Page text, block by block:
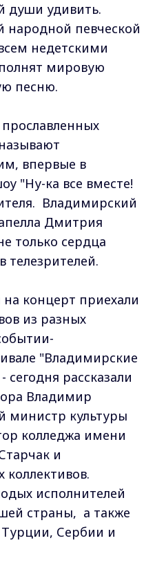
души удивить.
певческой
недетскими
мировую
песню.
впервые в
"Ну-ка все вместе!
Владимирский
Дмитрия
только сердца
телезрителей.
на концерт приехали
из разных
"Владимирские
рассказали
Владимир
министр культуры
колледжа имени
и
коллективов.
исполнителей
страны, а также
Сербии и